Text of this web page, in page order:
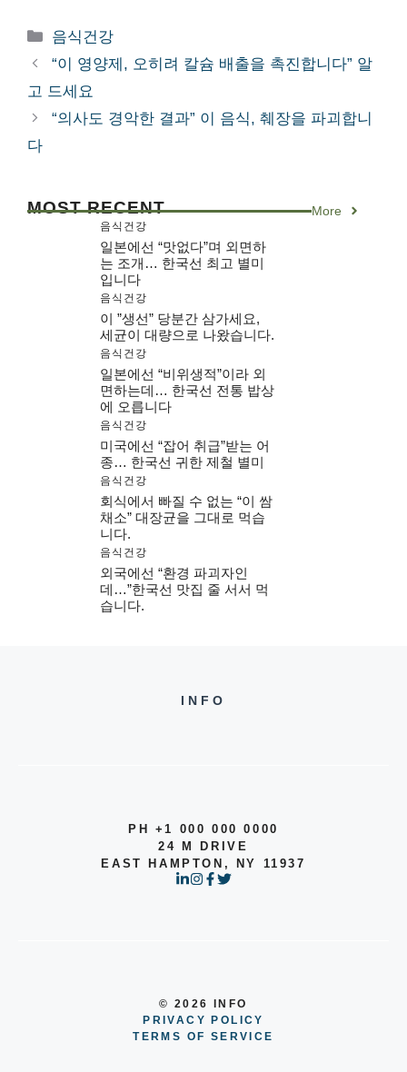
카
테
리
음식건강
“이 영양제, 오히려 칼슘 배출을 촉진합니다” 알
고 드세요
“의사도 경악한 결과” 이 음식, 췌장을 파괴합니
다
MOST RECENT More
음식건강
일본에선 “맛없다”며 외면하
는 조개… 한국선 최고 별미
입니다
음식건강
이 ”생선” 당분간 삼가세요,
세균이 대량으로 나왔습니다.
음식건강
일본에선 “비위생적”이라 외
면하는데… 한국선 전통 밥상
에 오릅니다
음식건강
미국에선 “잡어 취급”받는 어
종… 한국선 귀한 제철 별미
음식건강
회식에서 빠질 수 없는 “이 쌈
채소” 대장균을 그대로 먹습
니다.
음식건강
외국에선 “환경 파괴자인
데…”한국선 맛집 줄 서서 먹
습니다.
INFO
PH +1 000 000 0000
24 M DRIVE
EAST HAMPTON, NY 11937
© 2026 INFO
PRIVACY POLICY
TERMS OF SERVICE